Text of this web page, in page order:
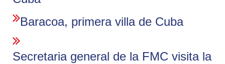
Baracoa, primera villa de Cuba
Secretaria general de la FMC visita la